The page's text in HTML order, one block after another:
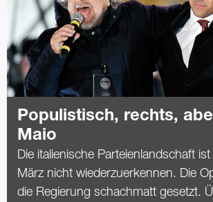
Populistisch, rechts,
Maio
Die italienische Parteienlandschaft
März nicht wiederzuerkennen. Die
die Regierung schachmatt gesetzt.